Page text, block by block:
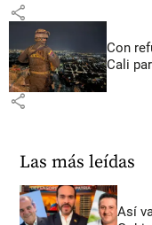
share
Con
Cali
share
Las más leídas
Así